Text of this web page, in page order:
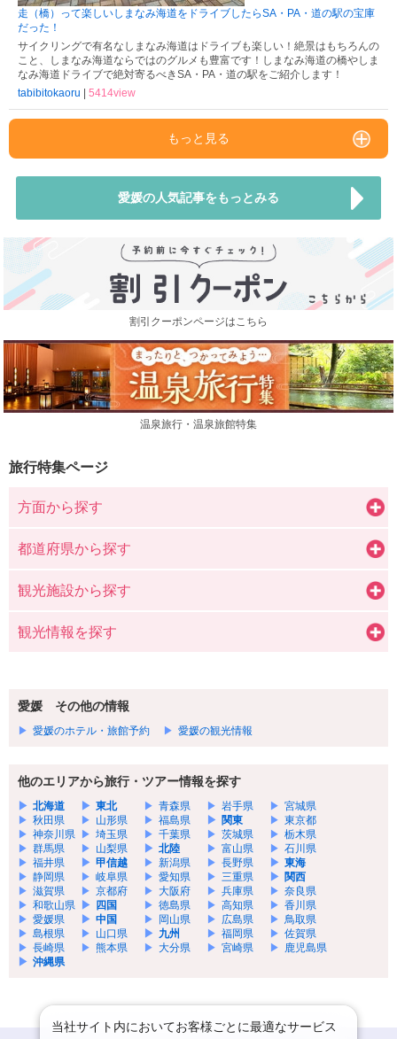
走（橋）って楽しいしまなみ海道をドライブしたらSA・PA・道の駅の宝庫
だった！
サイクリングで有名なしまなみ海道はドライブも楽しい！絶景はもちろんの
こと、しまなみ海道ならではのグルメも豊富です！しまなみ海道の橋やしま
なみ海道ドライブで絶対寄るべきSA・PA・道の駅をご紹介します！
tabibitokaoru | 5414view
もっと見る
愛媛の人気記事をもっとみる
割引クーポンページはこちら
温泉旅行・温泉旅館特集
旅行特集ページ
方面から探す
都道府県から探す
観光施設から探す
観光情報を探す
愛媛 その他の情報
愛媛のホテル・旅館予約 愛媛の観光情報
他のエリアから旅行・ツアー情報を探す
北海道 東北 青森県 岩手県
宮城県
秋田県
山形県 福島県 関東
東京都
神奈川県
埼玉県 千葉県 茨城県
栃木県
群馬県
山梨県 北陸 富山県
石川県
福井県
甲信越 新潟県 長野県
東海
静岡県
岐阜県 愛知県 三重県
関西
滋賀県
京都府 大阪府 兵庫県
奈良県
和歌山県
四国 徳島県 高知県
香川県
愛媛県
中国 岡山県 広島県
鳥取県
島根県
山口県 九州 福岡県
佐賀県
長崎県
熊本県 大分県 宮崎県
鹿児島県
沖縄県
当社サイト内においてお客様ごとに最適なサービス